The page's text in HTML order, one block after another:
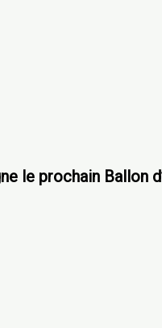
le prochain Ballon